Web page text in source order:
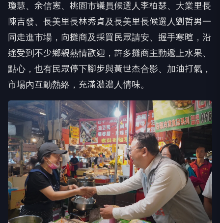
瓊慧、余信憲、桃園市議員候選人李柏瑟、大業里長
陳吉發、長美里長林秀貞及長美里長候選人劉哲男一
同走進市場，向攤商及採買民眾請安、握手寒暄，沿
途受到不少鄉親熱情歡迎，許多攤商主動遞上水果、
點心，也有民眾停下腳步與黃世杰合影、加油打氣，
市場內互動熱絡，充滿濃濃人情味。